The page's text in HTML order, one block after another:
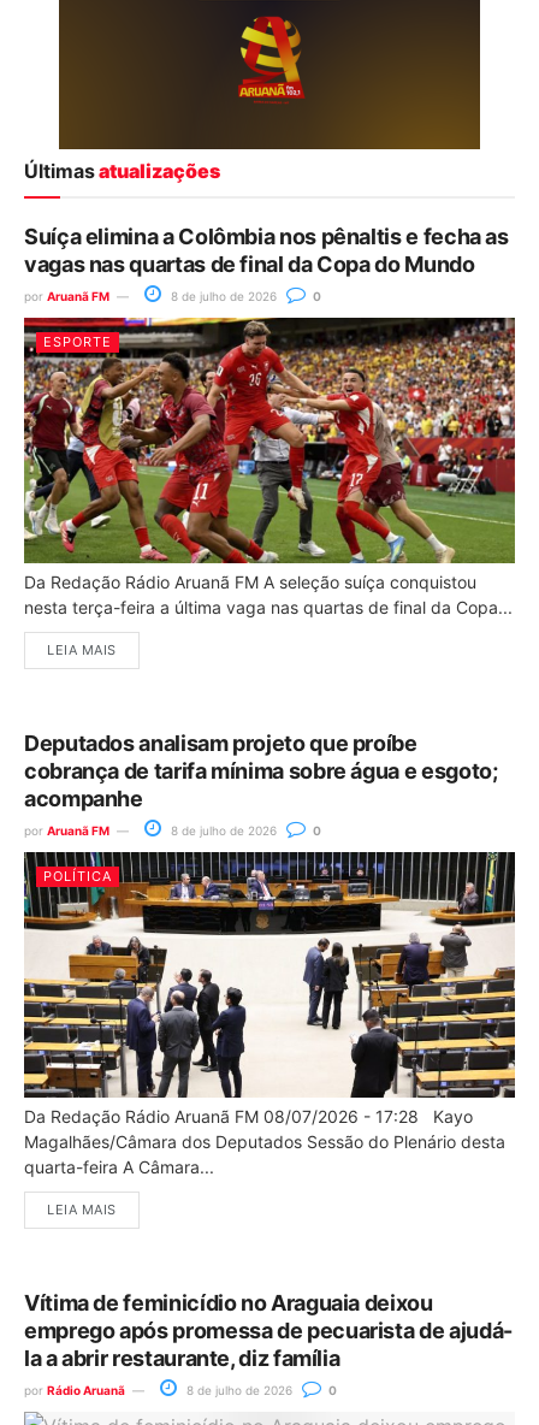
Últimasatualizações
Suíça elimina a Colômbia nos pênaltis e fecha as
vagas nas quartas de final da Copa do Mundo
por Aruanã FM 8 de julho de 2026 0
ESPORTE
Da Redação Rádio Aruanã FM A seleção suíça conquistou
nesta terça-feira a última vaga nas quartas de final da Copa...
LEIA MAIS
Deputados analisam projeto que proíbe
cobrança de tarifa mínima sobre água e esgoto;
acompanhe
por Aruanã FM 8 de julho de 2026 0
POLÍTICA
Da Redação Rádio Aruanã FM 08/07/2026 - 17:28 Kayo
Magalhães/Câmara dos Deputados Sessão do Plenário desta
quarta-feira A Câmara...
LEIA MAIS
Vítima de feminicídio no Araguaia deixou
emprego após promessa de pecuarista de ajudá-
la a abrir restaurante, diz família
por Rádio Aruanã 8 de julho de 2026 0